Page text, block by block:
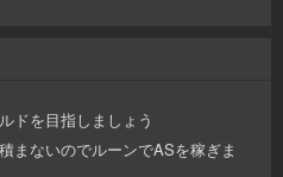
ドを目指しましょう
まないのでルーンでASを稼ぎま